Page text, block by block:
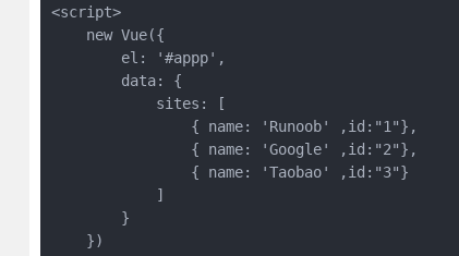
<script>
    new Vue({
        el: '#appp',
        data: {
            sites: [
                { name: 'Runoob' ,id:"1"},
                { name: 'Google' ,id:"2"},
                { name: 'Taobao' ,id:"3"}
            ]
        }
    })